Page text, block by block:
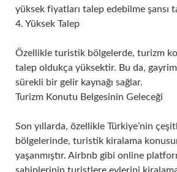
yüksek fiyatları talep edebilme şansı
4. Yüksek Talep
Özellikle turistik bölgelerde, turizm
talep oldukça yüksektir. Bu da,
sürekli bir gelir kaynağı sağlar.
Turizm Konutu Belgesinin Geleceği
Son yıllarda, özellikle Türkiye’nin
bölgelerinde, turistik kiralama
yaşanmıştır. Airbnb gibi online